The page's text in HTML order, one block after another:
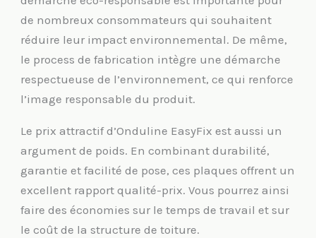
de nombreux consommateurs qui souhaitent
réduire leur impact environnemental. De même,
le process de fabrication intègre une démarche
respectueuse de l’environnement, ce qui renforce
l’image responsable du produit.
Le prix attractif d’Onduline EasyFix est aussi un
argument de poids. En combinant durabilité,
garantie et facilité de pose, ces plaques offrent un
excellent rapport qualité-prix. Vous pourrez ainsi
faire des économies sur le temps de travail et sur
le coût de la structure de toiture.